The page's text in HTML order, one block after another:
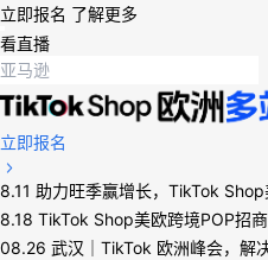
立即报名 了解更多
看直播
立即报名
8.11 助力旺季赢增长，TikTok Shop
8.18 TikTok Shop美欧跨境POP招
08.26 武汉｜TikTok 欧洲峰会，解